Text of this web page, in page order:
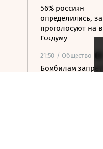
56% россиян
определились, за
проголосуют на
Госдуму
21:50 / Общество
Бомбилам